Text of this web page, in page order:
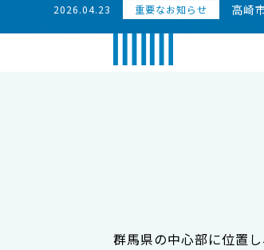
2026.04.23 重要なお知らせ 高崎
群馬県の中心部に位置